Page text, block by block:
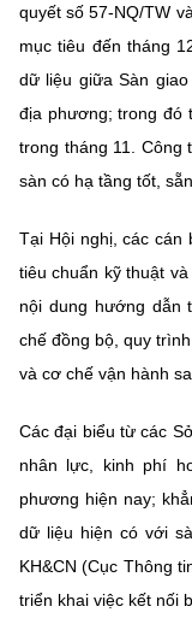
quyết số 57-NQ/TW
mục tiêu đến tháng
dữ liệu giữa Sàn
địa phương; trong đó
trong tháng 11.
sàn có hạ tầng tốt,
Tại Hội nghị, các cán
tiêu chuẩn kỹ thuật
nội dung hướng dẫn
chế đồng bộ, quy
và cơ chế vận hành
Các đại biểu từ các
nhân lực, kinh phí
phương hiện nay;
dữ liệu hiện có với
KH&CN (Cục Thông
triển khai việc kết nối